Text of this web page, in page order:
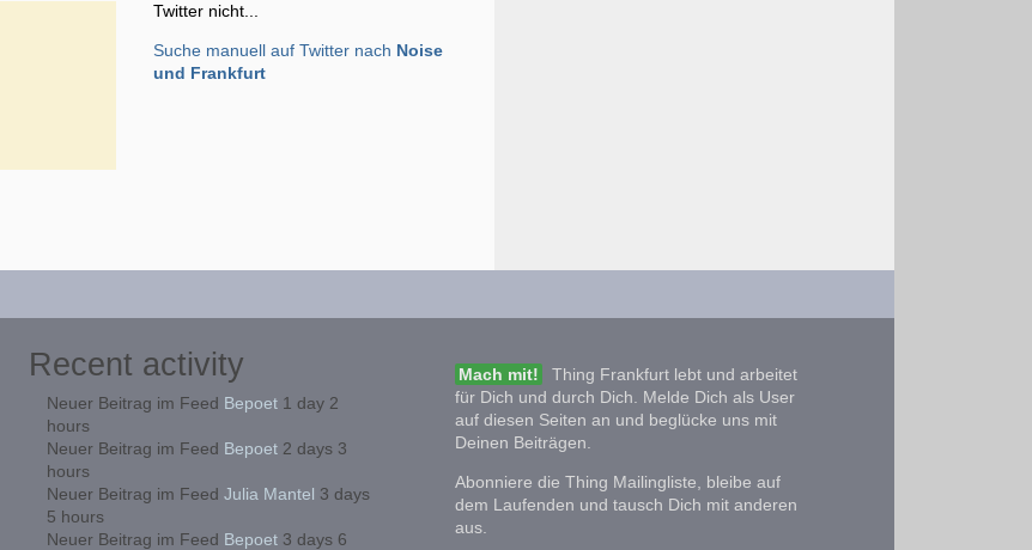
Twitter nicht...
Suche manuell auf Twitter nach Noise
und Frankfurt
Recent activity
Neuer Beitrag im Feed Bepoet1 day 2
hours
Neuer Beitrag im Feed Bepoet2 days 3
hours
Neuer Beitrag im Feed Julia Mantel 3 days
5 hours
Neuer Beitrag im Feed Bepoet3 days 6
Mach mit!
Thing Frankfurt lebt und arbeitet
für Dich und durch Dich. Melde Dich als User
auf diesen Seiten an und beglücke uns mit
Deinen Beiträgen.
Abonniere die Thing Mailingliste, bleibe auf
dem Laufenden und tausch Dich mit anderen
aus.